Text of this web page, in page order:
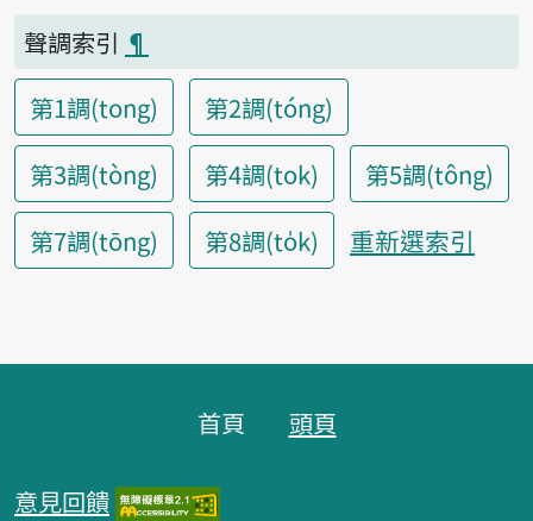
聲調索引 ¶
第1調(tong)
第2調(tóng)
第3調(tòng)
第4調(tok)
第5調(tông)
第7調(tōng)
第8調(to̍k) 重新選索引
首頁 頭頁
意見回饋